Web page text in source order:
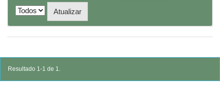
Resultado 1-1 de 1.